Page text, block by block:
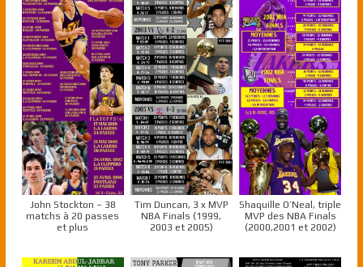
John Stockton – 38
matchs à 20 passes
et plus
Tim Duncan, 3 x MVP
NBA Finals (1999,
2003 et 2005)
Shaquille O’Neal, triple
MVP des NBA Finals
(2000,2001 et 2002)